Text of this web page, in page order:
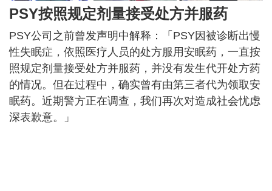
PSY按照规定剂量接受处方并服药
PSY公司之前曾发声明中解释：「PSY因被诊断出慢
性失眠症，依照医疗人员的处方服用安眠药，一直按
照规定剂量接受处方并服药，并没有发生代开处方药
的情况。但在过程中，确实曾有由第三者代为领取安
眠药。近期警方正在调查，我们再次对造成社会忧虑
深表歉意。」